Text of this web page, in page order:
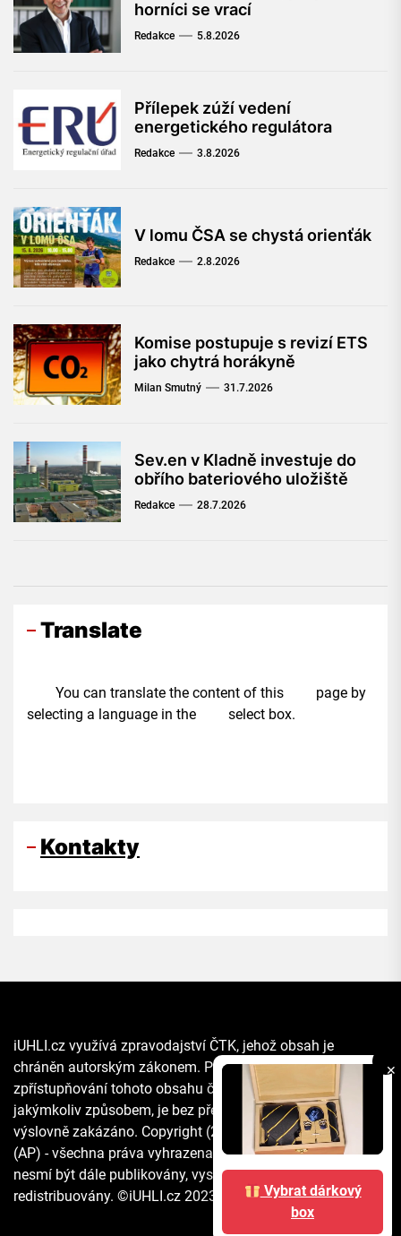
horníci se vrací
Redakce 5.8.2026
Přílepek zúží vedení
energetického regulátora
Redakce 3.8.2026
V lomu ČSA se chystá orienťák
Redakce 2.8.2026
Komise postupuje s revizí ETS
jako chytrá horákyně
Milan Smutný 31.7.2026
Sev.en v Kladně investuje do
obřího bateriového uložiště
Redakce 28.7.2026
Translate
You can translate the content of this page by
selecting a language in the select box.
Kontakty
✕
Vybrat dárkový
box
iUHLI.cz využívá zpravodajství ČTK, jehož obsah je
chráněn autorským zákonem. Přepis, šíření či další
zpřístupňování tohoto obsahu či jeho části veřejnosti, a to
jakýmkoliv způsobem, je bez předchozího souhlasu ČTK
výslovně zakázáno. Copyright (2021) The Associated Press
(AP) - všechna práva vyhrazena. Materiály agentury AP
nesmí být dále publikovány, vysílány, přepisovány nebo
redistribuovány. ©iUHLI.cz 2023 All rights reserved.